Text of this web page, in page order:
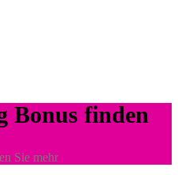
Bonus finden
Sie mehr